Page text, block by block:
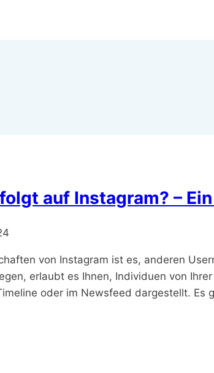
auf Instagram? –
von Instagram ist es, anderen
erlaubt es Ihnen, Individuen von
oder im Newsfeed dargestellt. Es